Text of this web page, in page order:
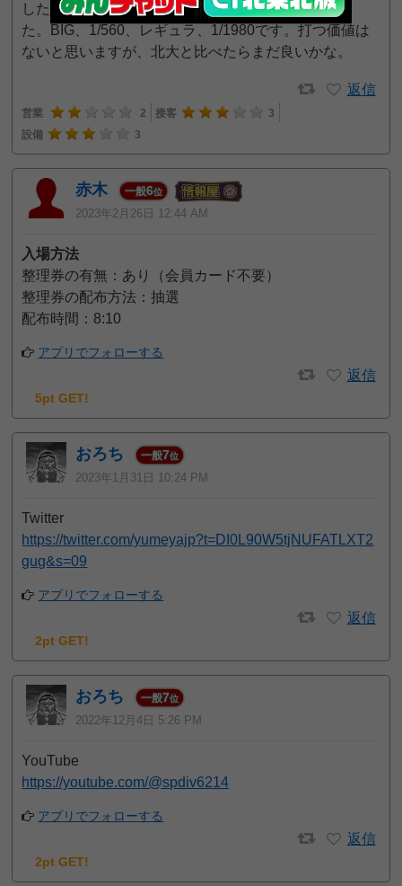
した。４台設定の一週間の稼働と確率を計算しまし
た。BIG、1/560、レギュラ、1/1980です。打つ価値は
ないと思いますが、北大と比べたらまだ良いかな。
返信
営業 2 接客
3
設備
3
赤木 一般6位
2023年2月26日 12:44 AM
入場方法
整理券の有無：あり（会員カード不要）
整理券の配布方法：抽選
配布時間：8:10
アプリでフォローする
返信
5pt GET!
おろち 一般7位
2023年1月31日 10:24 PM
Twitter
https://twitter.com/yumeyajp?t=DI0L90W5tjNUFATLXT2
gug&s=09
アプリでフォローする
返信
2pt GET!
おろち 一般7位
2022年12月4日 5:26 PM
YouTube
https://youtube.com/@spdiv6214
アプリでフォローする
返信
2pt GET!